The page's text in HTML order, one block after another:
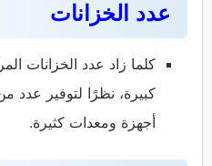
عدد الخزانات
كلما زاد عدد الخزانات
كبيرة، نظرًا لتوفير عدد
أجهزة ومعدات كثيرة.